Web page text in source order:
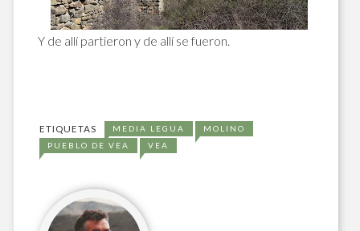
Y de allí partieron y de allí se fueron.
ETIQUETAS MEDIA LEGUA
MOLINO
PUEBLO DE VEA
VEA